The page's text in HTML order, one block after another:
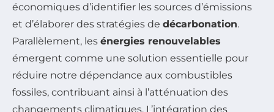
économiques d’identifier les sources d’émissions
et d’élaborer des stratégies de décarbonation.
Parallèlement, les énergies renouvelables
émergent comme une solution essentielle pour
réduire notre dépendance aux combustibles
fossiles, contribuant ainsi à l’atténuation des
changements climatiques. L’intégration des